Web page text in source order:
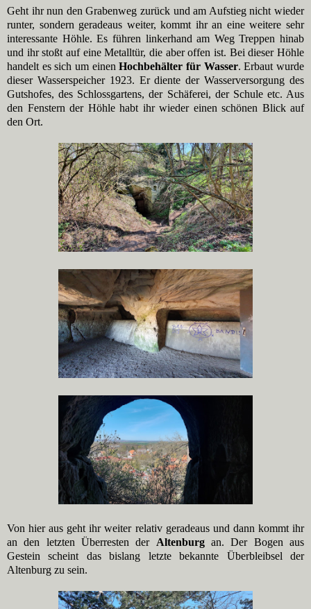
Geht ihr nun den Grabenweg zurück und am Aufstieg nicht wieder
runter, sondern geradeaus weiter, kommt ihr an eine weitere sehr
interessante Höhle. Es führen linkerhand am Weg Treppen hinab
und ihr stoßt auf eine Metalltür, die aber offen ist. Bei dieser Höhle
handelt es sich um einenHochbehälter für Wasser. Erbaut wurde
dieser Wasserspeicher 1923. Er diente der Wasserversorgung des
Gutshofes, des Schlossgartens, der Schäferei, der Schule etc. Aus
den Fenstern der Höhle habt ihr wieder einen schönen Blick auf
den Ort.
Von hier aus geht ihr weiter relativ geradeaus und dann kommt ihr
an den letzten Überresten der Altenburgan. Der Bogen aus
Gestein scheint das bislang letzte bekannte Überbleibsel der
Altenburg zu sein.